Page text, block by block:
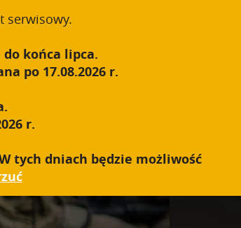
Zarejestruj się
SPRZEDAŻY KONTAKT
serwisowy.
do końca lipca.
po 17.08.2026 r.
r.
tych dniach będzie możliwość